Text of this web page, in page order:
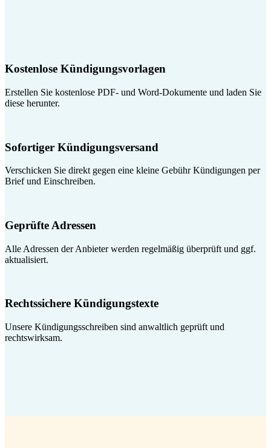
Kostenlose Kündigungsvorlagen
Erstellen Sie kostenlose PDF- und Word-Dokumente und laden Sie
diese herunter.
Sofortiger Kündigungsversand
Verschicken Sie direkt gegen eine kleine Gebühr Kündigungen per
Brief und Einschreiben.
Geprüfte Adressen
Alle Adressen der Anbieter werden regelmäßig überprüft und ggf.
aktualisiert.
Rechtssichere Kündigungstexte
Unsere Kündigungsschreiben sind anwaltlich geprüft und
rechtswirksam.